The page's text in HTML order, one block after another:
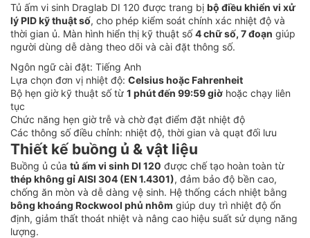
Tủ ấm vi sinh Draglab DI 120 được trang bị bộ điều khiển vi xử
lý PID kỹ thuật số, cho phép kiểm soát chính xác nhiệt độ và
thời gian ủ. Màn hình hiển thị kỹ thuật số4 chữ số, 7 đoạn giúp
người dùng dễ dàng theo dõi và cài đặt thông số.
Ngôn ngữ cài đặt: Tiếng Anh
Lựa chọn đơn vị nhiệt độ: Celsius hoặc Fahrenheit
Bộ hẹn giờ kỹ thuật số từ 1 phút đến 99:59 giờ hoặc chạy liên
tục
Chức năng hẹn giờ trễ và chờ đạt điểm đặt nhiệt độ
Các thông số điều chỉnh: nhiệt độ, thời gian và quạt đối lưu
Thiết kế buồng ủ & vật liệu
Buồng ủ của tủ ấm vi sinh DI 120 được chế tạo hoàn toàn từ
thép không gỉ AISI 304 (EN 1.4301), đảm bảo độ bền cao,
chống ăn mòn và dễ dàng vệ sinh. Hệ thống cách nhiệt bằng
bông khoáng Rockwool phủ nhôm giúp duy trì nhiệt độ ổn
định, giảm thất thoát nhiệt và nâng cao hiệu suất sử dụng năng
lượng.